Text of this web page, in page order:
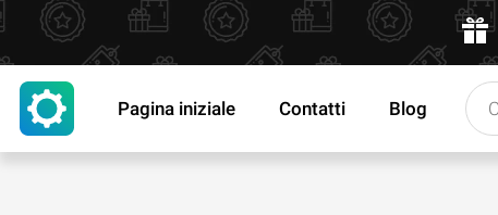
Pagina iniziale Contatti Blog